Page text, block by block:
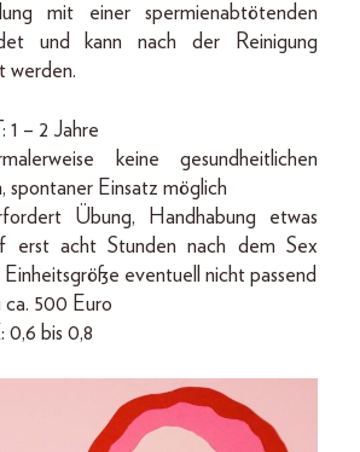
mit einer spermienabtötenden
und kann nach der Reinigung
werden.
– 2 Jahre
keine gesundheitlichen
spontaner Einsatz möglich
Übung, Handhabung etwas
erst acht Stunden nach dem Sex
eventuell nicht passend
500 Euro
bis 0,8